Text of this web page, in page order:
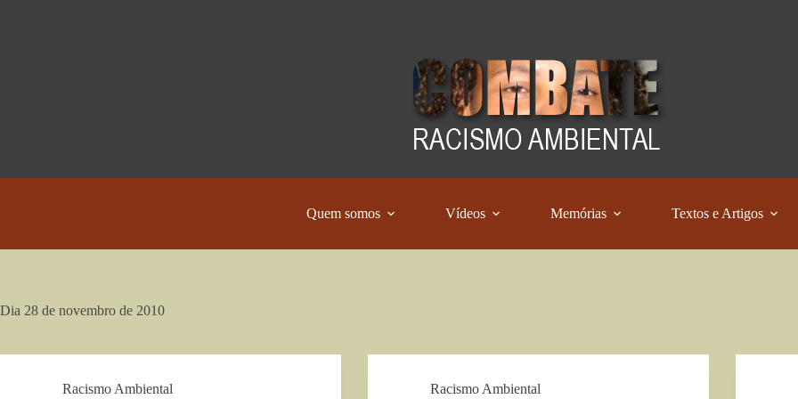
Quem somos Vídeos Memórias Textos e Artigos
Dia 28 de novembro de 2010
Racismo Ambiental Racismo Ambiental